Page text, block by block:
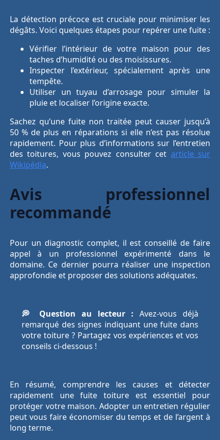
La détection précoce est cruciale pour minimiser les
dégâts. Voici quelques étapes pour repérer une fuite :
Vérifier l’intérieur de votre maison pour des
taches d’humidité ou des moisissures.
Inspecter l’extérieur, spécialement après une
tempête.
Utiliser un tuyau d’arrosage pour simuler la
pluie et localiser l’origine exacte.
Sachez qu’une fuite non traitée peut causer jusqu’à
50 % de plus en réparations si elle n’est pas résolue
rapidement. Pour plus d’informations sur l’entretien
des toitures, vous pouvez consulter cet article sur
Wikipédia.
Avis professionnel
recommandé
Pour un diagnostic complet, il est conseillé de faire
appel à un professionnel expérimenté dans le
domaine. Ce dernier pourra réaliser une inspection
approfondie et proposer des solutions adéquates.
💭 Question au lecteur : Avez-vous déjà
remarqué des signes indiquant une fuite dans
votre toiture ? Partagez vos expériences et vos
conseils ci-dessous !
En résumé, comprendre les causes et détecter
rapidement une fuite toiture est essentiel pour
protéger votre maison. Adopter un entretien régulier
peut vous faire économiser du temps et de l’argent à
long terme.